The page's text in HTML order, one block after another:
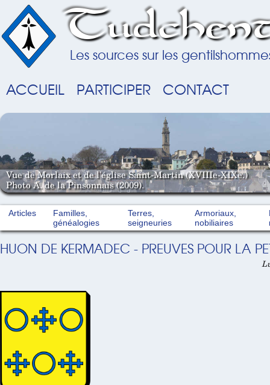
Les sources sur les
ACCUEIL PARTICIPER CONTACT
Vue de Morlaix et de l'église Saint-Martin (XVIIIe-XIXe.)
Photo A. de la Pinsonnais (2009).
Articles
Familles,
généalogies
Terres,
seigneuries
Armoriaux,
nobiliaires
HUON DE KERMADEC - PREUVES POUR LA